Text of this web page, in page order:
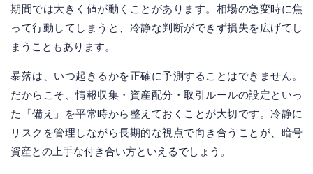
期間では大きく値が動くことがあります。相場の急変時に焦
って行動してしまうと、冷静な判断ができず損失を広げてし
まうこともあります。
暴落は、いつ起きるかを正確に予測することはできません。
だからこそ、情報収集・資産配分・取引ルールの設定といっ
た「備え」を平常時から整えておくことが大切です。冷静に
リスクを管理しながら長期的な視点で向き合うことが、暗号
資産との上手な付き合い方といえるでしょう。